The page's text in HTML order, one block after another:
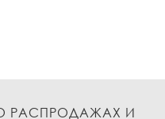
РАСПРОДАЖАХ И